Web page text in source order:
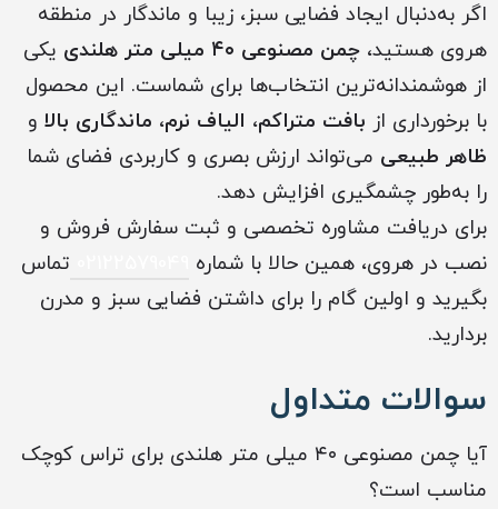
اگر به‌دنبال ایجاد فضایی سبز، زیبا و ماندگار در منطقه
هروی هستید، چمن مصنوعی ۴۰ میلی متر هلندی
یکی
از هوشمندانه‌ترین انتخاب‌ها برای شماست. این محصول
با برخورداری از بافت متراکم، الیاف نرم، ماندگاری بالا و
ظاهر طبیعی می‌تواند ارزش بصری و کاربردی فضای شما
را به‌طور چشمگیری افزایش دهد.
برای دریافت مشاوره تخصصی و ثبت سفارش فروش و
نصب در هروی، همین حالا با شماره
تماس
بگیرید و اولین گام را برای داشتن فضایی سبز و مدرن
بردارید.
سوالات متداول
آیا چمن مصنوعی ۴۰ میلی متر هلندی برای تراس کوچک
مناسب است؟